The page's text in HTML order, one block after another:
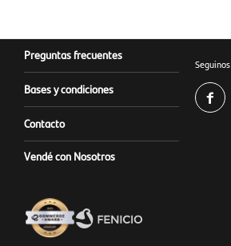
Preguntas frecuentes
Bases y condiciones
Contacto
Vendé con Nosotros
